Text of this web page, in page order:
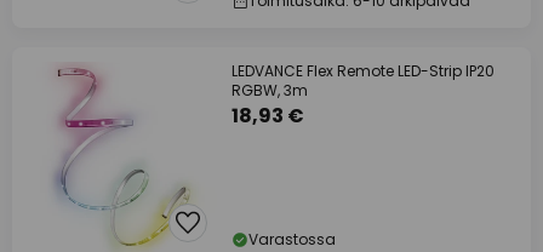
LEDVANCE Flex Remote LED-Strip IP20
RGBW, 3m
18,93 €
Varastossa